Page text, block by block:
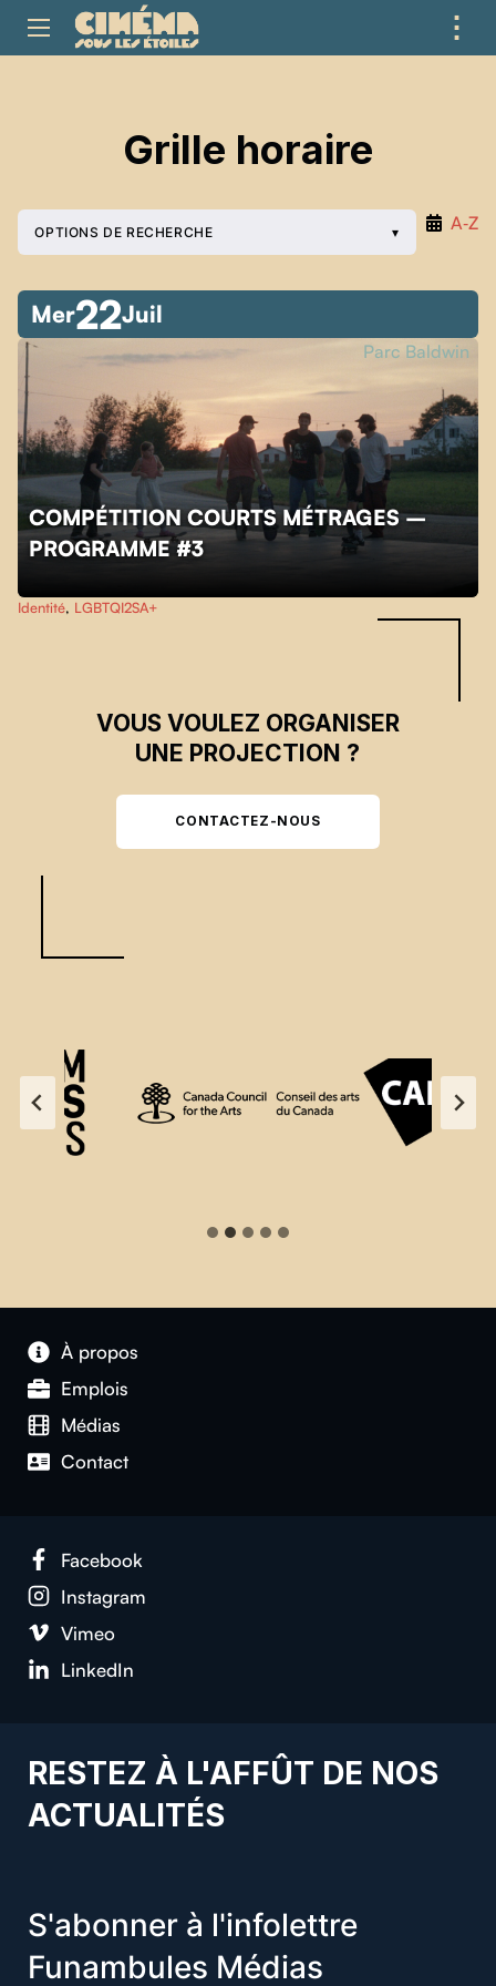
⋮
Grille horaire
A‑Z
OPTIONS DE RECHERCHE
Mer22Juil
COMPÉTITION COURTS MÉTRAGES –
PROGRAMME #3
Parc Baldwin
Identité, LGBTQI2SA+
Skip back to main navigation
VOUS VOULEZ ORGANISER
UNE PROJECTION ?
CONTACTEZ-NOUS
À propos
Emplois
Médias
Contact
Facebook
Instagram
Vimeo
LinkedIn
RESTEZ À L'AFFÛT DE NOS
ACTUALITÉS
S'abonner à l'infolettre
Funambules Médias